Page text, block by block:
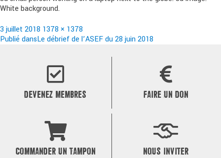
White background.
Publié
le
3 juillet 2018 Taille
réelle
1378 × 1378
Navigation
Publié dansLe débrief de l’ASEF du 28 juin 2018
DEVENEZ MEMBRES FAIRE UN DON
COMMANDER UN TAMPON NOUS INVITER